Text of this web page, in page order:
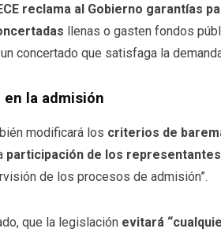
reclama al Gobierno garantías
llenas o gasten fondos
concertado que satisfaga la
la admisión
modificará los criterios de
participación de los
de los procesos de admisión”.
que la legislación evitará